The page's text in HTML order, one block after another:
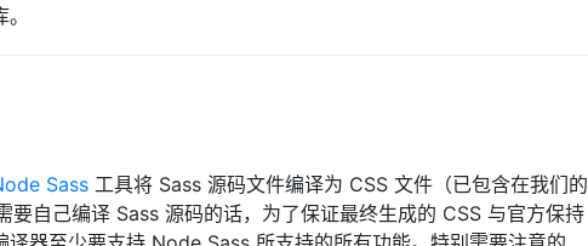
Sass 工具将 Sass 源码文件编译为 CSS 文件（已包含在我们的
要自己编译 Sass 源码的话，为了保证最终生成的 CSS 与官方保持